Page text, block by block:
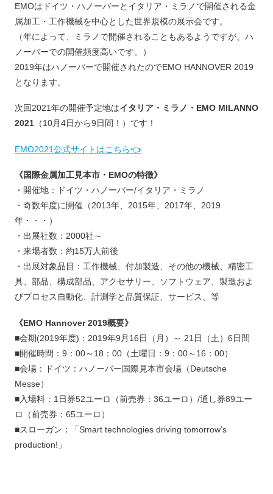
EMOはドイツ・ハノーバーとイタリア・ミラノで開催される金
属加工・工作機械を中心とした世界規模の展示会です。
（年によって、ミラノで開催されることもあるようですが、ハ
ノーバーでの開催頻度高いです。）
2019年はハノーバーで開催されたのでEMO HANNOVER 2019
となります。
次回2021年の開催予定地はイタリア・ミラノ・EMO MILANNO
2021（10月4日から9日間！）です！
EMO2021公式サイトはこちら👈
《国際金属加工見本市・EMOの特徴》
・開催地：ドイツ・ハノーバー/イタリア・ミラノ
・奇数年度に開催（2013年、2015年、2017年、2019
年・・・）
・出展社数：2000社～
・来場者数：約15万人前後
・出展対象品目：工作機械、付加製造、その他の機械、精密工
具、部品、構成部品、アクセサリー、ソフトウェア、製造およ
びプロセス自動化、計測学と品質保証、サービス、等
《EMO Hannover 2019概要》
■会期(2019年度)：2019年9月16日（月）～ 21日（土）6日間
■開催時間：9：00～18：00（土曜日：9：00～16：00）
■会場：ドイツ：ハノーバー国際見本市会場（Deutsche
Messe）
■入場料：1日券52ユーロ（前売券：36ユーロ）/通し券89ユー
ロ（前売券：65ユーロ）
■スローガン：「Smart technologies driving tomorrow’s
production!」